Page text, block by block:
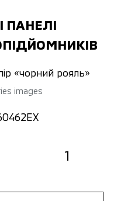
ПАНЕЛІ
«чорний рояль»
images